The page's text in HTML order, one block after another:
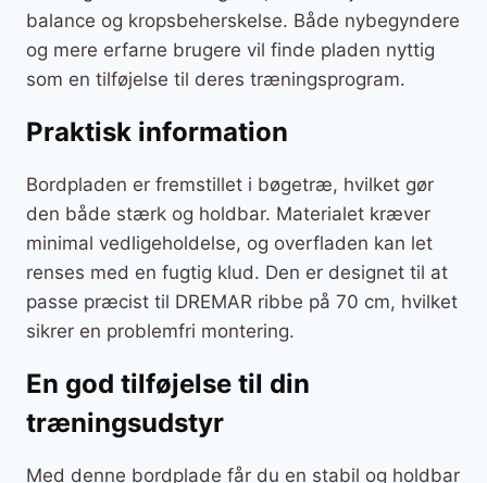
balance og kropsbeherskelse. Både nybegyndere
og mere erfarne brugere vil finde pladen nyttig
som en tilføjelse til deres træningsprogram.
Praktisk information
Bordpladen er fremstillet i bøgetræ, hvilket gør
den både stærk og holdbar. Materialet kræver
minimal vedligeholdelse, og overfladen kan let
renses med en fugtig klud. Den er designet til at
passe præcist til DREMAR ribbe på 70 cm, hvilket
sikrer en problemfri montering.
En god tilføjelse til din
træningsudstyr
Med denne bordplade får du en stabil og holdbar